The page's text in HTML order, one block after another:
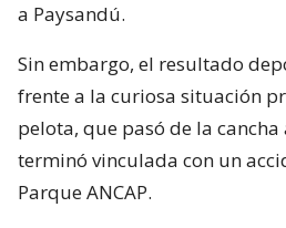
a Paysandú.
Sin embargo, el resultado
frente a la curiosa situación
pelota, que pasó de la
terminó vinculada con un
Parque ANCAP.